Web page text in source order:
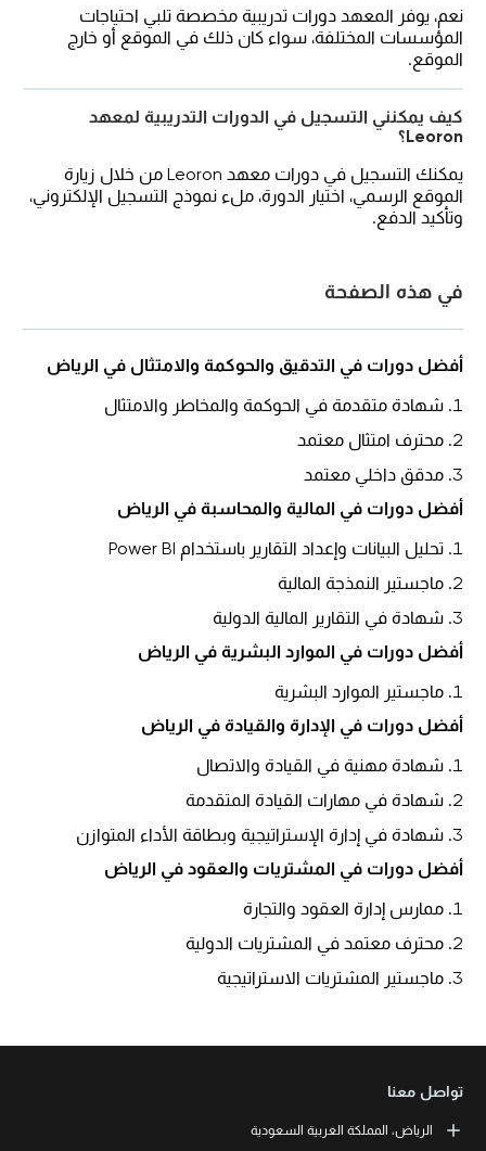
نعم، يوفر المعهد دورات تدريبية مخصصة تلبي احتياجات
المؤسسات المختلفة، سواء كان ذلك في الموقع أو خارج
الموقع.
كيف يمكنني التسجيل في الدورات التدريبية لمعهد
Leoron؟
يمكنك التسجيل في دورات معهد Leoron من خلال زيارة
الموقع الرسمي، اختيار الدورة، ملء نموذج التسجيل الإلكتروني،
وتأكيد الدفع.
في هذه الصفحة
أفضل دورات في التدقيق والحوكمة والامتثال في الرياض
شهادة متقدمة في الحوكمة والمخاطر والامتثال
محترف امتثال معتمد
مدقق داخلي معتمد
أفضل دورات في المالية والمحاسبة في الرياض
تحليل البيانات وإعداد التقارير باستخدام Power BI
ماجستير النمذجة المالية
شهادة في التقارير المالية الدولية
أفضل دورات في الموارد البشرية في الرياض
ماجستير الموارد البشرية
أفضل دورات في الإدارة والقيادة في الرياض
شهادة مهنية في القيادة والاتصال
شهادة في مهارات القيادة المتقدمة
شهادة في إدارة الإستراتيجية وبطاقة الأداء المتوازن
أفضل دورات في المشتريات والعقود في الرياض
ممارس إدارة العقود والتجارة
محترف معتمد في المشتريات الدولية
ماجستير المشتريات الاستراتيجية
تواصل معنا
الرياض، المملكة العربية السعودية